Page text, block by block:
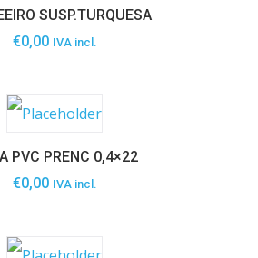
SUSP.TURQUESA
€0,00 IVA incl.
PVC PRENC 0,4×22
€0,00 IVA incl.